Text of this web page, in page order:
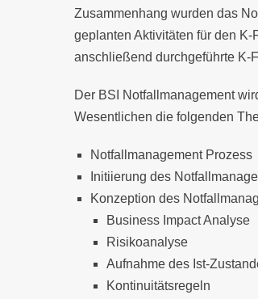
Zusammenhang wurden das
geplanten Aktivitäten für den
anschließend durchgeführte K-
Der BSI Notfallmanagement
Wesentlichen die folgenden
Notfallmanagement Prozess
Initiierung des
Konzeption des
Business Impact Analyse
Risikoanalyse
Aufnahme des Ist-
Kontinuitätsregeln